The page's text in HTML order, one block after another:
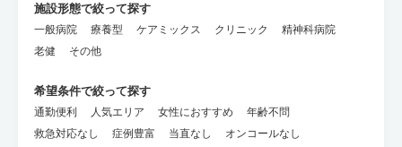
施設形態で絞って探す
一般病院 療養型 ケアミックス クリニック
精神科病院
老健
その他
希望条件で絞って探す
通勤便利 人気エリア 女性におすすめ
年齢不問
救急対応なし
症例豊富 当直なし
オンコールなし